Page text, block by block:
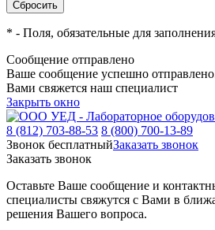
* - Поля, обязательные для
Сообщение отправлено
Ваше сообщение успешно
Вами свяжется наш специалист
Закрыть окно
8 (812) 703-88-53 8 (800) 700-13-89
Звонок бесплатныйЗаказать звонок
Заказать звонок
Оставьте Ваше сообщение и
специалисты свяжутся с Вами в
решения Вашего вопроса.